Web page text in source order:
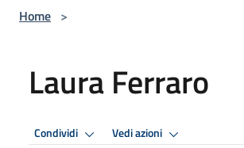
Home >
Laura Ferraro
Condividi Vedi azioni